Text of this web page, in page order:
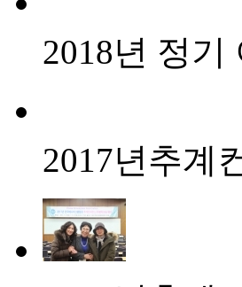
2018년 정기
2017년추계